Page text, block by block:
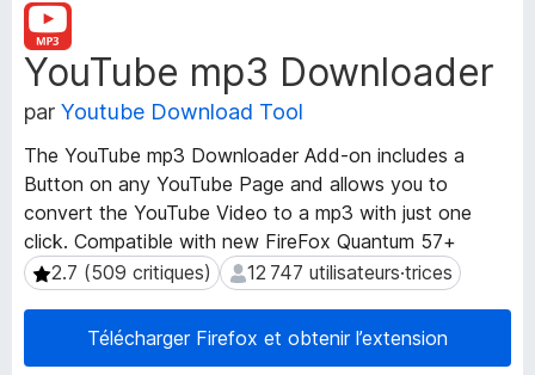
s
o
u
r
l
e
n
a
i
YouTube mp3 Downloader
par Youtube Download Tool
The YouTube mp3 Downloader Add-on includes a
Button on any YouTube Page and allows you to
convert the YouTube Video to a mp3 with just one
click. Compatible with new FireFox Quantum 57+
2.7 (509 critiques)
2.7 (509 critiques) 12 747 utilisateurs·trices
12 747 utilisateurs·trices
Télécharger Firefox et obtenir l’extension
M
é
t
d
n
n
é
e
s
d
e
’